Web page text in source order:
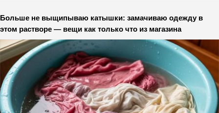
Больше не выщипываю катышки: замачиваю одежду в
этом растворе — вещи как только что из магазина